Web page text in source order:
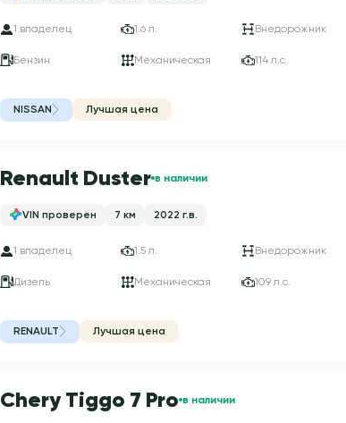
1 владелец 1.6 л. Внедорожник
Бензин Механическая 114 л.с.
NISSAN Лучшая цена
Renault Duster в наличии
VIN проверен 7 км 2022 г.в.
1 владелец 1.5 л. Внедорожник
Дизель Механическая 109 л.с.
RENAULT Лучшая цена
Chery Tiggo 7 Pro в наличии